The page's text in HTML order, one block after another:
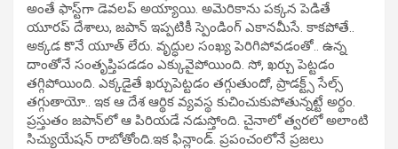
అంతే ఫాస్ట్‌గా డెవలప్‌ అయ్యాయి. అమెరికాను పక్కన పెడితే
యూరప్‌ దేశాలు, జపాన్ ఇప్పటికీ స్పెండింగ్‌ ఎకానమీసే. కాకపోతే..
అక్కడ కొనే యూత్‌ లేరు. వృద్ధుల సంఖ్య పెరిగిపోవడంతో.. ఉన్న
దాంతోనే సంతృప్తిపడడం ఎక్కువైపోయింది. సో, ఖర్చు పెట్టడం
తగ్గిపోయింది. ఎక్కడైతే ఖర్చుపెట్టడం తగ్గుతుందో, ప్రాడక్ట్స్‌ సేల్స్‌
తగ్గుతాయో.. ఇక ఆ దేశ ఆర్థిక వ్యవస్థ కుచించుకుపోతున్నట్టే అర్థం.
ప్రస్తుతం జపాన్‌లో ఆ పిరియడే నడుస్తోంది. చైనాలో త్వరలో అలాంటి
సిచ్యుయేషన్ రాబోతోంది.ఇక ఫిన్లాండ్. ప్రపంచంలోనే ప్రజలు